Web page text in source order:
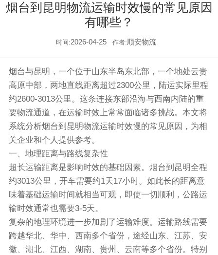
烟台到昆明物流运输时效慢的常见原因
有哪些？
时间:2026-04-25 作者:顺安物流
烟台与昆明，一个位于山东半岛东北部，一个地处云贵
高原中部，两地直线距离超过2300公里，陆运实际里程
约2600-3013公里。这条连接东部沿海与西南内陆的重
要物流通道，在运输时效上常常面临诸多挑战。本文将
系统分析烟台到昆明物流运输时效慢的常见原因，为相
关企业和个人提供参考。
一、地理距离与路线复杂性
超长运输距离是影响时效的基础因素。烟台到昆明全程
约3013公里，开车需要约1天17小时。如此长的距离意
味着基础运输时间就相当可观，即使一切顺利，公路运
输时效通常也需要3-5天。
复杂的地理环境进一步加剧了运输难度。运输路线需要
跨越华北、华中、西南多个省份，途经山东、江苏、安
徽、湖北、江西、湖南、贵州、云南等多个省份。特别